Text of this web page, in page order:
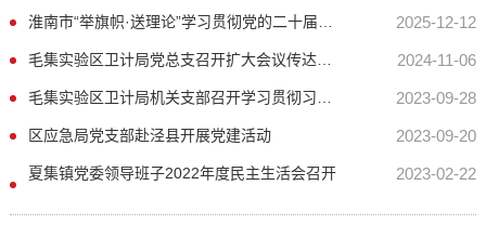
2025-12-12
毛集实验区卫计局党总支召开扩大会议传达学习习近平总书记考察安徽重要讲话精神 2024-11-06
2023-09-28
区应急局党支部赴泾县开展党建活动 2023-09-20
夏集镇党委领导班子2022年度民主生活会召开 2023-02-22